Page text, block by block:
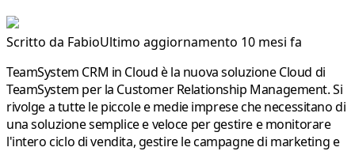
Scritto da FabioUltimo aggiornamento 10 mesi fa
TeamSystem CRM in Cloudè la nuova soluzione Cloud di
TeamSystem per la Customer Relationship Management. Si
rivolge a tutte le piccole e medie imprese che necessitano di
una soluzione semplice e veloce per gestire e monitorare
l'intero ciclo di vendita, gestire le campagne di marketing e